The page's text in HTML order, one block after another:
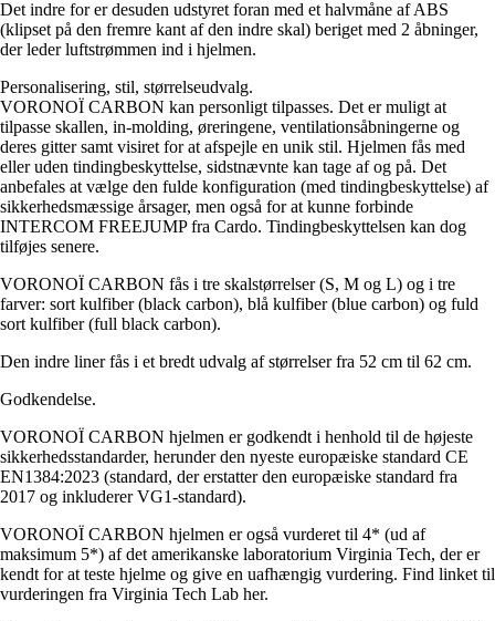
Det indre for er desuden udstyret foran med et halvmåne af ABS
(klipset på den fremre kant af den indre skal) beriget med 2 åbninger,
der leder luftstrømmen ind i hjelmen.
Personalisering, stil, størrelseudvalg.
VORONOÏ CARBON kan personligt tilpasses. Det er muligt at
tilpasse skallen, in-molding, øreringene, ventilationsåbningerne og
deres gitter samt visiret for at afspejle en unik stil. Hjelmen fås med
eller uden tindingbeskyttelse, sidstnævnte kan tage af og på. Det
anbefales at vælge den fulde konfiguration (med tindingbeskyttelse) af
sikkerhedsmæssige årsager, men også for at kunne forbinde
INTERCOM FREEJUMP fra Cardo. Tindingbeskyttelsen kan dog
tilføjes senere.
VORONOÏ CARBON fås i tre skalstørrelser (S, M og L) og i tre
farver: sort kulfiber (black carbon), blå kulfiber (blue carbon) og fuld
sort kulfiber (full black carbon).
Den indre liner fås i et bredt udvalg af størrelser fra 52 cm til 62 cm.
Godkendelse.
VORONOÏ CARBON hjelmen er godkendt i henhold til de højeste
sikkerhedsstandarder, herunder den nyeste europæiske standard CE
EN1384:2023 (standard, der erstatter den europæiske standard fra
2017 og inkluderer VG1-standard).
VORONOÏ CARBON hjelmen er også vurderet til 4* (ud af
maksimum 5*) af det amerikanske laboratorium Virginia Tech, der er
kendt for at teste hjelme og give en uafhængig vurdering. Find linket til
vurderingen fra Virginia Tech Lab her.